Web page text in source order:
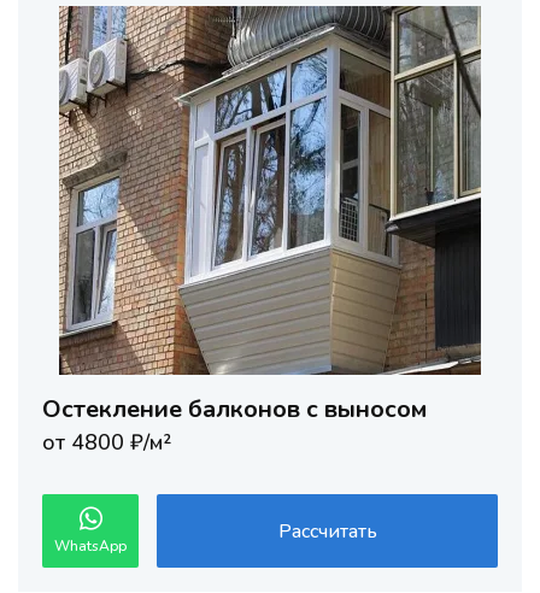
Остекление балконов с выносом
от 4800 ₽/м²
WhatsApp
Рассчитать